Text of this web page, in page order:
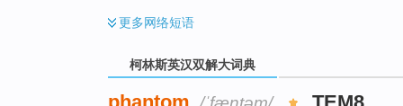
更多网络短语
柯林斯英汉双解大词典